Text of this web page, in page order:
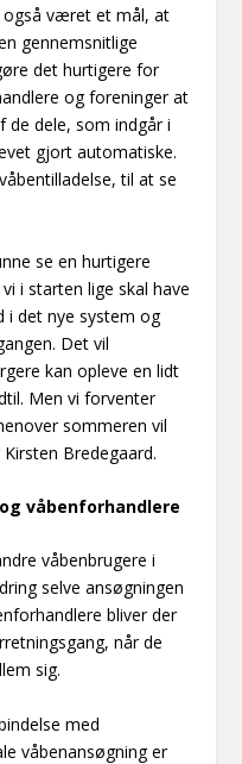
været et mål, at
gennemsnitlige
det hurtigere for
og foreninger at
de dele, som indgår i
gjort automatiske.
til at se
se en hurtigere
i starten lige skal have
i det nye system og
Det vil
kan opleve en lidt
Men vi forventer
sommeren vil
Bredegaard.
våbenforhandlere
våbenbrugere i
selve ansøgningen
bliver der
når de
sig.
med
våbenansøgning er